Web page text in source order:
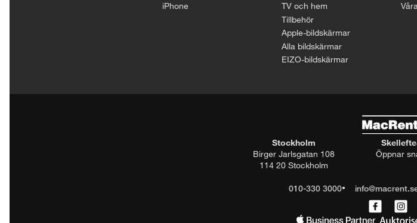
iPhone
TV och hem
Tillbehör
Apple-bildskärmar
Alla bildskärmar
EIZO-bildskärmar
Stockholm
Birger Jarlsgatan 108
114 20 Stockholm
Öppnar
010-330 3000